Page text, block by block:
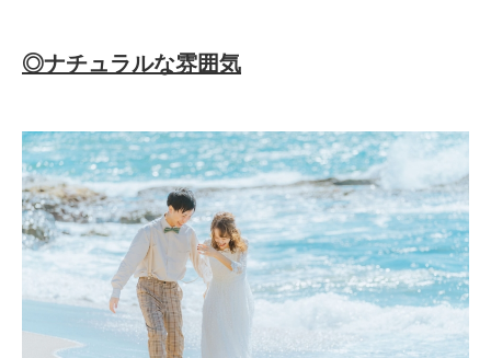
◎ナチュラルな雰囲気